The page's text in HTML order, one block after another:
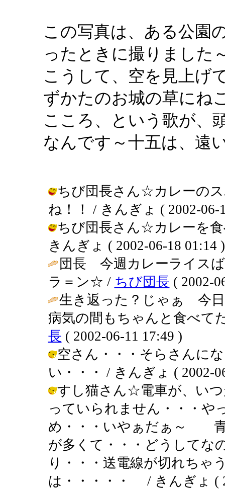
この写真は、ある公園
ったときに撮りました
こうして、空を見上げ
ずかたのお城の草にね
こころ、という歌が、
なんです～十五は、遠
ちび団長さん☆カレーの
ね！！ / きんぎょ ( 2002-06-
ちび団長さん☆カレーを
きんぎょ ( 2002-06-18 01:14 )
団長 今週カレーライス
ラ＝ン☆ / ちび団長 ( 2002-
生き返った？じゃぁ 今
病気の間もちゃんと食べて
長 ( 2002-06-11 17:49 )
空さん・・・そらさんに
い・・・ / きんぎょ ( 2002-
すし猫さん☆電車が、い
っていられません・・・や
め・・・いやぁだぁ～ 青
が多くて・・・どうしてな
り・・・送電線が切れちゃ
は・・・・・ / きんぎょ (